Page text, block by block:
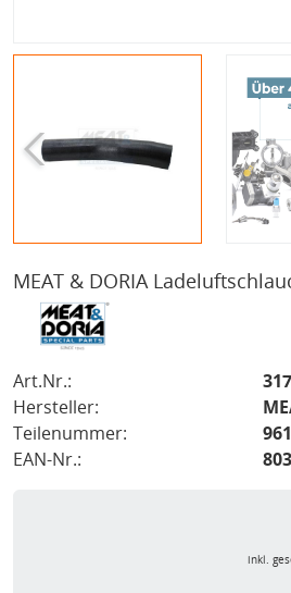
MEAT & DORIA
Art.Nr.:
Hersteller:
Teilenummer:
EAN-Nr.:
inkl.